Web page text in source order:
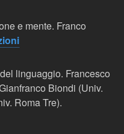
e mente. Franco
linguaggio. Francesco
Biondi (Univ.
Roma Tre).